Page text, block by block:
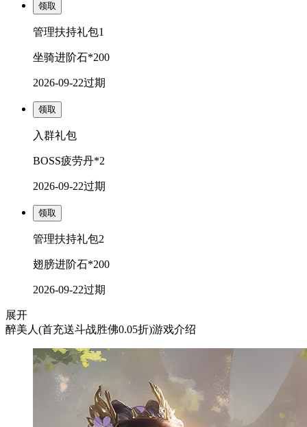
领取
管理扶持礼包1
坐骑进阶石*200
2026-09-22过期
领取
入群礼包
BOSS疲劳丹*2
2026-09-22过期
领取
管理扶持礼包2
翅膀进阶石*200
2026-09-22过期
展开
醉美人(首充送斗战胜佛0.05折)游戏介绍